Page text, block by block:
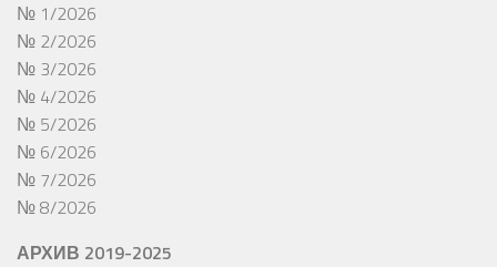
№ 1/2026
№ 2/2026
№ 3/2026
№ 4/2026
№ 5/2026
№ 6/2026
№ 7/2026
№ 8/2026
АРХИВ 2019-2025